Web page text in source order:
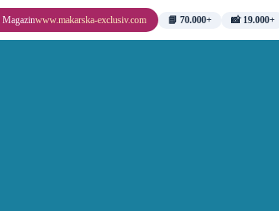
Magazinwww.makarska-exclusiv.com 📘 70.000+ 📸 19.000+